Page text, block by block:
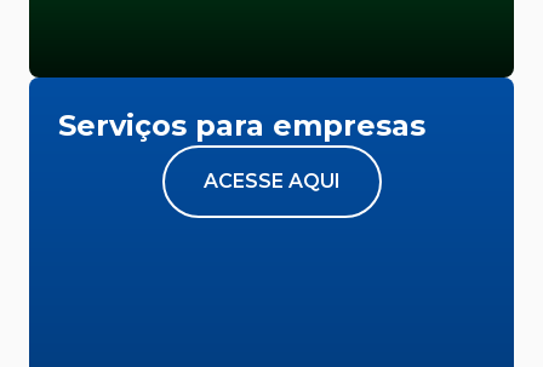
Serviços para empresas
ACESSE AQUI